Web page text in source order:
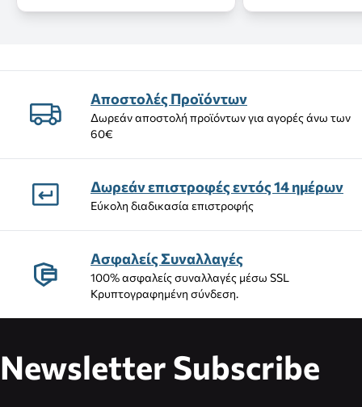
Αποστολές Προϊόντων
Δωρεάν αποστολή προϊόντων για αγορές άνω των
60€
Δωρεάν επιστροφές εντός 14 ημέρων
Εύκολη διαδικασία επιστροφής
Ασφαλείς Συναλλαγές
100% ασφαλείς συναλλαγές μέσω SSL
Κρυπτογραφημένη σύνδεση.
Newsletter Subscribe